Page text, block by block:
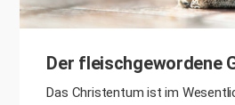
Der fleischgewordene
Das Christentum ist im